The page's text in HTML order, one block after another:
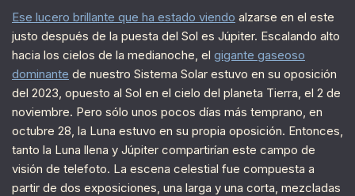
Ese lucero brillante que ha estado viendo alzarse en el este
justo después de la puesta del Sol es Júpiter. Escalando alto
hacia los cielos de la medianoche, el gigante gaseoso
dominante de nuestro Sistema Solar estuvo en su oposición
del 2023, opuesto al Sol en el cielo del planeta Tierra, el 2 de
noviembre. Pero sólo unos pocos días más temprano, en
octubre 28, la Luna estuvo en su propia oposición. Entonces,
tanto la Luna llena y Júpiter compartirían este campo de
visión de telefoto. La escena celestial fue compuesta a
partir de dos exposiciones, una larga y una corta, mezcladas